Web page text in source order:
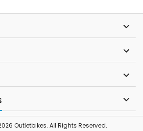




Outletbikes. All Rights Reserved.